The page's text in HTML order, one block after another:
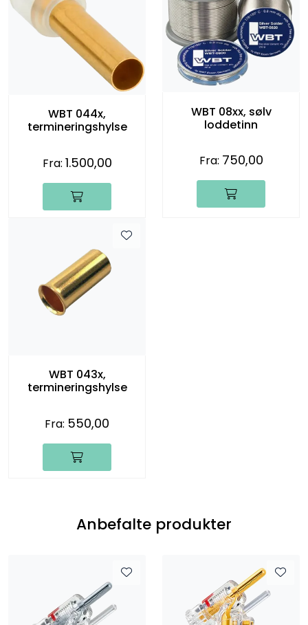
WBT 044x,
termineringshylse
Fra: 1.500,00
WBT 08xx, sølv
loddetinn
Fra: 750,00
WBT 043x,
termineringshylse
Fra: 550,00
Anbefalte produkter